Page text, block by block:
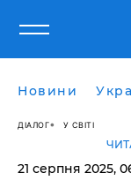
Новини
ДІАЛОГ У СВІТІ
21 серпня 2025,